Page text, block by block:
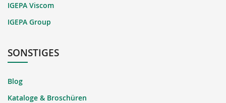
IGEPA Viscom
IGEPA Group
SONSTIGES
Blog
Kataloge & Broschüren